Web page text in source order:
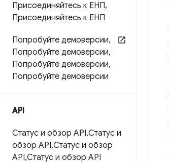
Присоединяйтесь к ЕНП,
Присоединяйтесь к ЕНП
Попробуйте демоверсии,
Попробуйте демоверсии,
Попробуйте демоверсии,
Попробуйте демоверсии
API
Статус и обзор API,Статус и
обзор API,Статус и обзор
API,Статус и обзор API